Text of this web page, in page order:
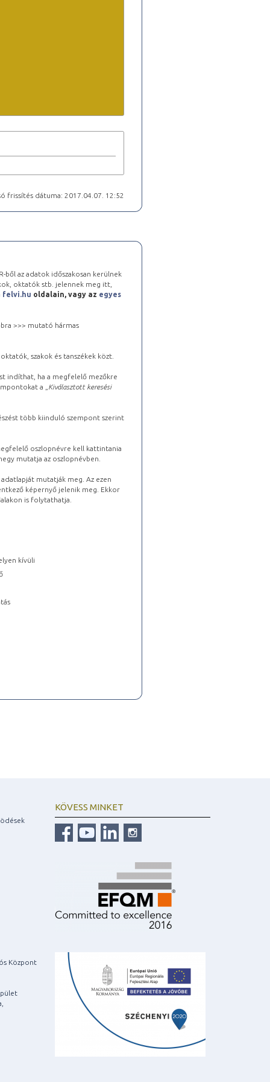
frissítés dátuma: 2017.04.07. 12:52
ből az adatok időszakosan kerülnek
oktatók stb. jelennek meg itt,
felvi.hu oldalain, vagy az egyes
>>> mutató hármas
szakok és tanszékek közt.
indíthat, ha a megfelelő mezőkre
a „ Kiválasztott keresési
több kiinduló szempont szerint
oszlopnévre kell kattintania
mutatja az oszlopnévben.
mutatják meg. Az ezen
képernyő jelenik meg. Ekkor
is folytathatja.
kívüli
Központ
KÖVESS MINKET